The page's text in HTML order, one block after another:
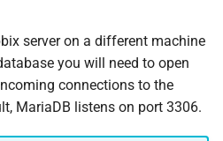
server on a different machine
you will need to open
connections to the
MariaDB listens on port 3306.